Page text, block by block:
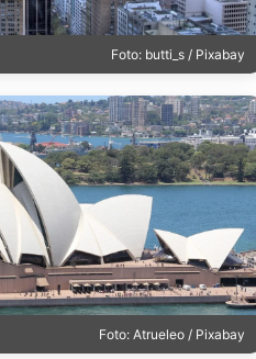
Foto: butti_s / Pixabay
Foto: Atrueleo / Pixabay